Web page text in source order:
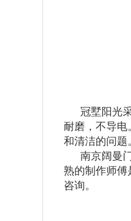
冠墅阳光
耐磨，不导
和清洁的问题
南京阔曼
熟的制作师傅
咨询。